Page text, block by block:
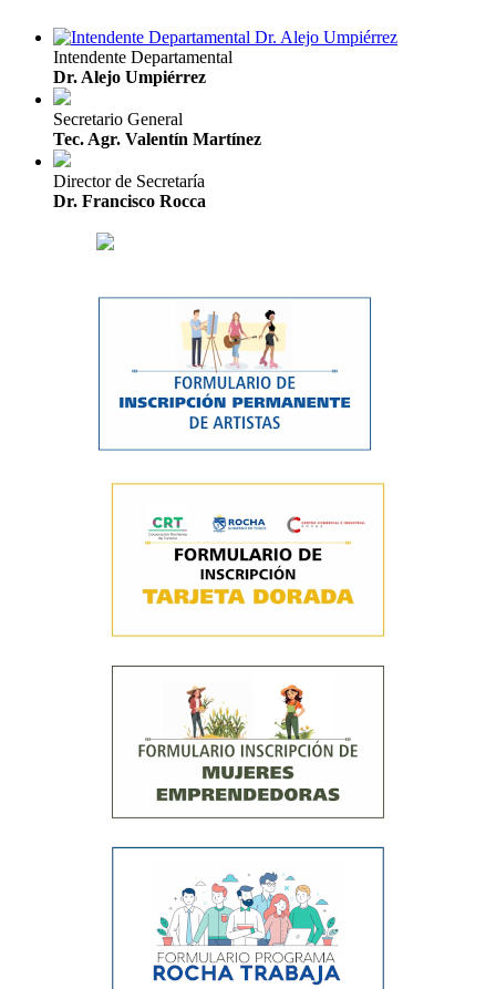
Intendente Departamental
Dr. Alejo Umpiérrez
Secretario General
Tec. Agr. Valentín Martínez
Director de Secretaría
Dr. Francisco Rocca